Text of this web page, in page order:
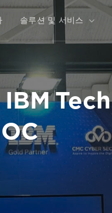
솔루션 및 서비스